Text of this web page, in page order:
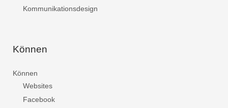
Kommunikationsdesign
Können
Können
Websites
Facebook